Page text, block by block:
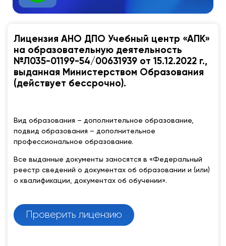
Лицензия АНО ДПО Учебный центр «АПК»
на образовательную деятельность
№Л035-01199-54/00631939 от 15.12.2022 г.,
выданная Министерством Образования
(действует бессрочно).
Вид образования – дополнительное образование,
подвид образования – дополнительное
профессиональное образование.
Все выданные документы заносятся в «Федеральный
реестр сведений о документах об образовании и (или)
о квалификации, документах об обучении».
Проверить лицензию